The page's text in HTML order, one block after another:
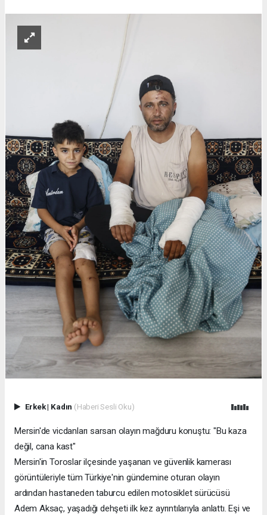
Erkek| Kadın (Haberi Sesli Oku)
Mersin'de vicdanları sarsan olayın mağduru konuştu: "Bu kaza
değil, cana kast"
Mersin'in Toroslar ilçesinde yaşanan ve güvenlik kamerası
görüntüleriyle tüm Türkiye'nin gündemine oturan olayın
ardından hastaneden taburcu edilen motosiklet sürücüsü
Adem Aksaç, yaşadığı dehşeti ilk kez ayrıntılarıyla anlattı. Eşi ve